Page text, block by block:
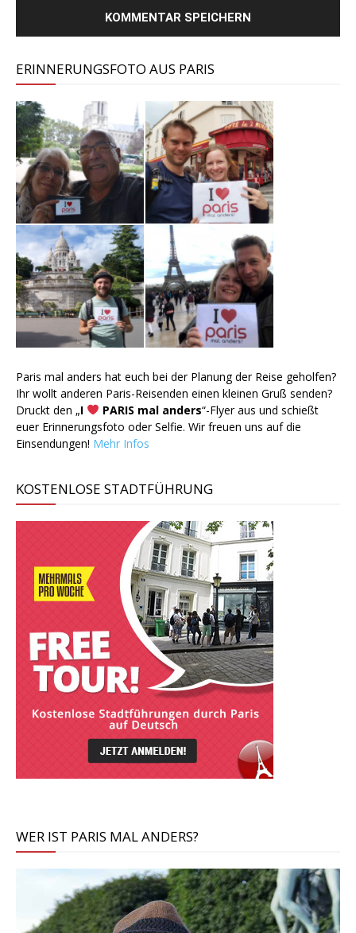
ERINNERUNGSFOTO AUS PARIS
Paris mal anders hat euch bei der Planung der Reise geholfen?
Ihr wollt anderen Paris-Reisenden einen kleinen Gruß senden?
Druckt den „I PARIS mal anders“-Flyer aus und schießt
euer Erinnerungsfoto oder Selfie. Wir freuen uns auf die
Einsendungen! Mehr Infos
KOSTENLOSE STADTFÜHRUNG
WER IST PARIS MAL ANDERS?